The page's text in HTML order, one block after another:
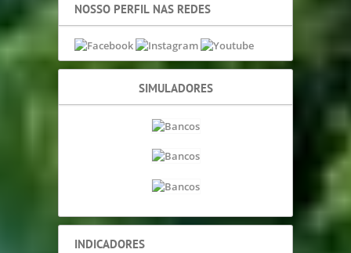
NOSSO PERFIL NAS REDES
SIMULADORES
INDICADORES